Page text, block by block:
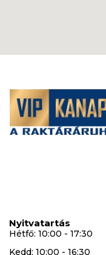
Nyitvatartás
Hétfő: 10:00 - 17:30
Kedd: 10:00 - 16:30